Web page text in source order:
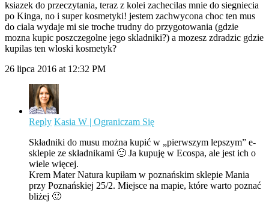
ksiazek do przeczytania, teraz z kolei zachecilas mnie do siegniecia
po Kinga, no i super kosmetyki! jestem zachwycona choc ten mus
do ciala wydaje mi sie troche trudny do przygotowania (gdzie
mozna kupic poszczegolne jego skladniki?) a mozesz zdradzic gdzie
kupilas ten wloski kosmetyk?
26 lipca 2016 at 12:32 PM
Reply Kasia W | Ograniczam Się
Składniki do musu można kupić w „pierwszym lepszym” e-
sklepie ze składnikami 🙂 Ja kupuję w Ecospa, ale jest ich o
wiele więcej.
Krem Mater Natura kupiłam w poznańskim sklepie Mania
przy Poznańskiej 25/2. Miejsce na mapie, które warto poznać
bliżej 🙂